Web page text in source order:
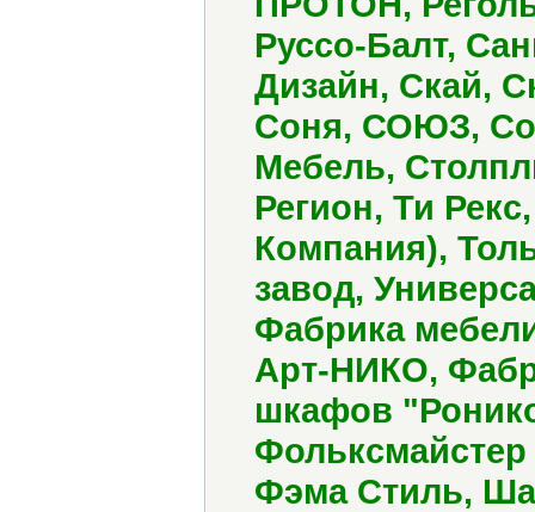
Руссо-Балт,
Дизайн, Скай,
Соня, СОЮЗ,
Мебель,
Регион, Ти
Компания),
завод,
Фабрика
Арт-НИКО,
шкафов
Фэма Стиль,